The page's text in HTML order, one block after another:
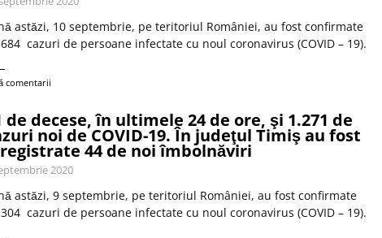
astăzi, 10 septembrie, pe teritoriul României, au fost confirmate
cazuri de persoane infectate cu noul coronavirus (COVID – 19).
comentarii
de decese, în ultimele 24 de ore, şi 1.271 de
noi de COVID-19. În judeţul Timiş au fost
44 de noi îmbolnăviri
2020
astăzi, 9 septembrie, pe teritoriul României, au fost confirmate
cazuri de persoane infectate cu noul coronavirus (COVID – 19).